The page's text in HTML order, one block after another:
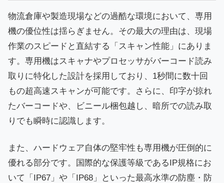
物流倉庫や製造現場などの過酷な環境において、専用
機の優位性は揺らぎません。その最大の理由は、現場
作業のスピードと直結する「スキャン性能」にありま
す。専用機はスキャナやプロセッサがバーコード読み
取りに特化した設計を採用しており、1秒間に数十回
もの超高速スキャンが可能です。さらに、印字が掠れ
たバーコードや、ビニール梱包越し、暗所での読み取
りでも瞬時に認識します。
また、ハードウェア自体の堅牢性も専用機が圧倒的に
優れる部分です。国際的な保護等級であるIP規格にお
いて「IP67」や「IP68」といった最高水準の防塵・防